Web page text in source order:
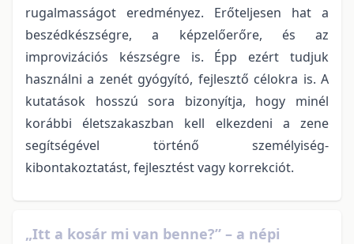
rugalmasságot eredményez. Erőteljesen hat a
beszédkészségre, a képzelőerőre, és az
improvizációs készségre is. Épp ezért tudjuk
használni a zenét gyógyító, fejlesztő célokra is. A
kutatások hosszú sora bizonyítja, hogy minél
korábbi életszakaszban kell elkezdeni a zene
segítségével történő személyiség-
kibontakoztatást, fejlesztést vagy korrekciót.
„Itt a kosár mi van benne?” – a népi